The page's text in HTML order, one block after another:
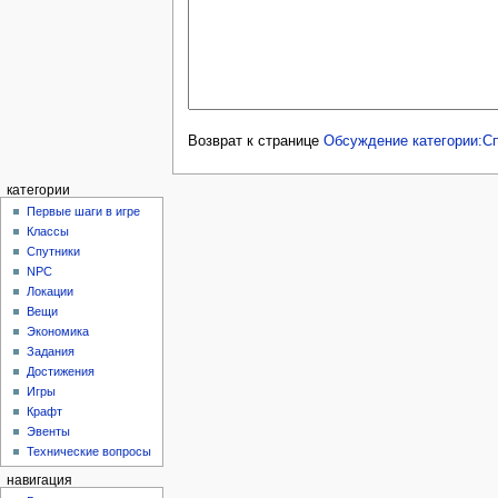
Возврат к странице Обсуждение
категории
Первые шаги в игре
Классы
Спутники
NPC
Локации
Вещи
Экономика
Задания
Достижения
Игры
Крафт
Эвенты
Технические вопросы
навигация